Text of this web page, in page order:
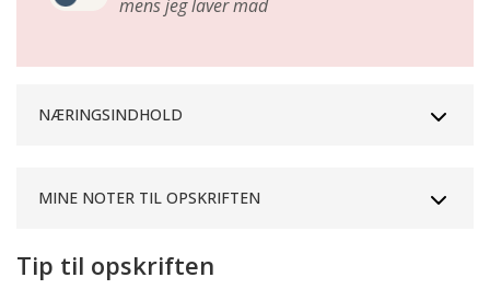
mens jeg laver mad
NÆRINGSINDHOLD
MINE NOTER TIL OPSKRIFTEN
Tip til opskriften